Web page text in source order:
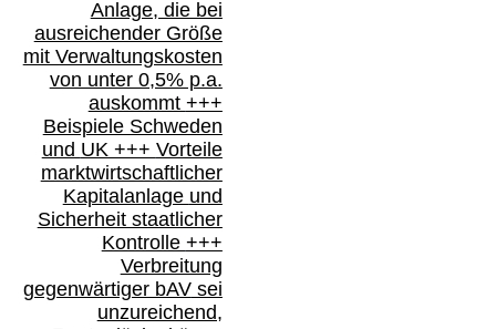
Anlage, die bei
ausreichender Größe
mit Verwaltungskosten
von unter 0,5% p.a.
auskommt +++
Beispiele Schweden
und UK +++ Vorteile
marktwirtschaftlicher
Kapitalanlage und
Sicherheit staatlicher
Kontrolle +++
Verbreitung
gegenwärtiger bAVsei
unzureichend,